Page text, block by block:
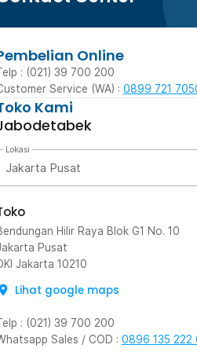
Online
: (021) 39 700 200
Service (WA) : 0899 721
Kami
Lokasi
Jakarta Pusat
Hilir Raya Blok G1 No. 10
Pusat
Jakarta 10210
Lihat google maps
: (021) 39 700 200
Sales / COD : 0896 135 222